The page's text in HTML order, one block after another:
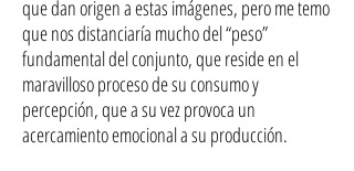
que dan origen a estas imágenes, pero me temo
que nos distanciaría mucho del “peso”
fundamental del conjunto, que reside en el
maravilloso proceso de su consumo y
percepción, que a su vez provoca un
acercamiento emocional a su producción.